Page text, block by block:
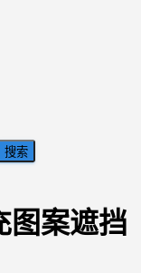
图案遮挡